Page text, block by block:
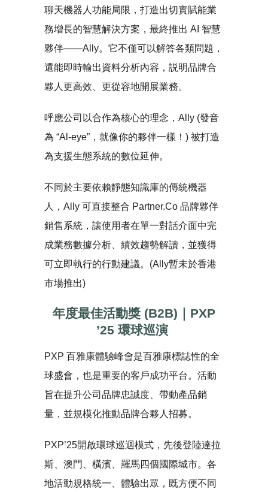
聊天機器人功能局限，打造出切實賦能業
務增長的智慧解決方案，最終推出 AI 智慧
夥伴——Ally。它不僅可以解答各類問題，
還能即時輸出資料分析內容，説明品牌合
夥人更高效、更從容地開展業務。
呼應公司以合作為核心的理念，Ally (發音
為 “Al-eye”，就像你的夥伴一樣！) 被打造
為支援生態系統的數位延伸。
不同於主要依賴靜態知識庫的傳統機器
人，Ally 可直接整合 Partner.Co 品牌夥伴
銷售系統，讓使用者在單一對話介面中完
成業務數據分析、績效趨勢解讀，並獲得
可立即執行的行動建議。(Ally暫未於香港
市場推出)
年度最佳活動獎 (B2B)｜ PXP
’25 環球巡演
PXP 百雅康體驗峰會是百雅康標誌性的全
球盛會，也是重要的客戶成功平台。活動
旨在提升公司品牌忠誠度、帶動產品銷
量，並規模化推動品牌合夥人招募。
PXP’25開啟環球巡迴模式，先後登陸達拉
斯、澳門、橫濱、羅馬四個國際城市。各
地活動規格統一、體驗出眾，既方便不同